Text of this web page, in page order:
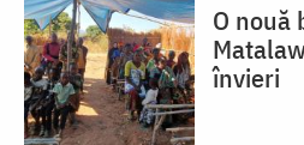
O nouă
învieri